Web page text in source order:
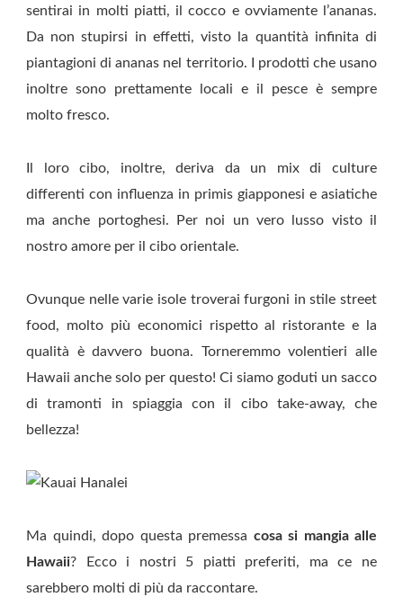
sentirai in molti piatti, il cocco e ovviamente l’ananas.
Da non stupirsi in effetti, visto la quantità infinita di
piantagioni di ananas nel territorio. I prodotti che usano
inoltre sono prettamente locali e il pesce è sempre
molto fresco.
Il loro cibo, inoltre, deriva da un mix di culture
differenti con influenza in primis giapponesi e asiatiche
ma anche portoghesi. Per noi un vero lusso visto il
nostro amore per il cibo orientale.
Ovunque nelle varie isole troverai furgoni in stile street
food, molto più economici rispetto al ristorante e la
qualità è davvero buona. Torneremmo volentieri alle
Hawaii anche solo per questo! Ci siamo goduti un sacco
di tramonti in spiaggia con il cibo take-away, che
bellezza!
Ma quindi, dopo questa premessa cosa si mangia alle
Hawaii? Ecco i nostri 5 piatti preferiti, ma ce ne
sarebbero molti di più da raccontare.